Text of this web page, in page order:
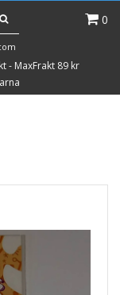
0
- MaxFrakt 89 kr